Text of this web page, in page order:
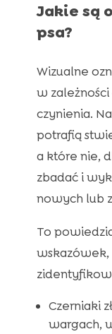
Jakie są
psa?
Wizualne
w
czynienia.
potrafią
a które nie,
zbadać i
nowych lub
To
Czerniaki
wargach,